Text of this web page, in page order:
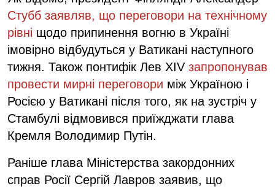
Стубб заявляв, що переговори на технічному
рівні щодо припинення вогню в Україні
імовірно відбудуться у Ватикані наступного
тижня. Також понтифік Лев XIV запропонував
провести мирні переговори між Україною і
Росією у Ватикані після того, як на зустріч у
Стамбулі відмовився приїжджати глава
Кремля Володимир Путін.
Раніше глава Міністерства закордонних
справ Росії Сергій Лавров заявив, що